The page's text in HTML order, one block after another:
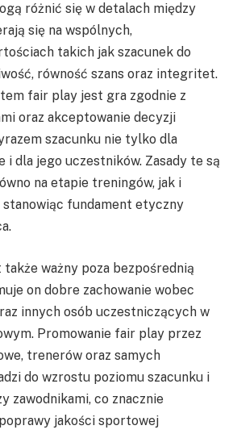
różnić się w detalach między
się na wspólnych,
takich jak szacunek do
równość szans oraz integritet.
fair play jest gra zgodnie z
oraz akceptowanie decyzji
szacunku nie tylko dla
i dla jego uczestników. Zasady te są
na etapie treningów, jak i
stanowiąc fundament etyczny
ważny poza bezpośrednią
on dobre zachowanie wobec
innych osób uczestniczących w
Promowanie fair play przez
trenerów oraz samych
do wzrostu poziomu szacunku i
zawodnikami, co znacznie
jakości sportowej